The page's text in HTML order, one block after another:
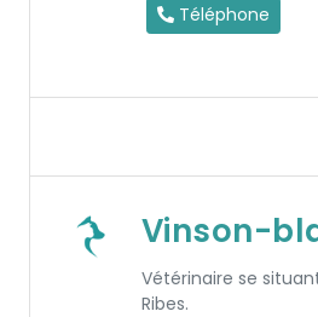
Téléphone
Vinson-
Vétérinaire se
Ribes.